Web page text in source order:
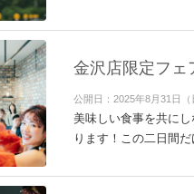
金沢店限定フェ
公開日：2025年8月31日（
美味しい食事を共に
ります！この二日間